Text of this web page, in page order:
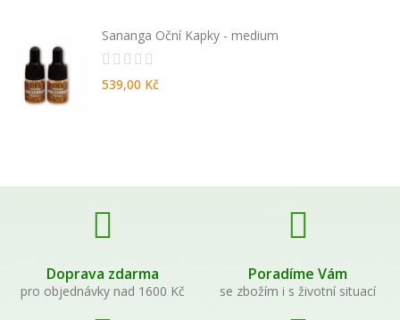
Sananga Oční Kapky - medium
539,00 Kč
Doprava zdarma
pro objednávky nad 1600 Kč
Poradíme Vám
se zbožím i s životní situací